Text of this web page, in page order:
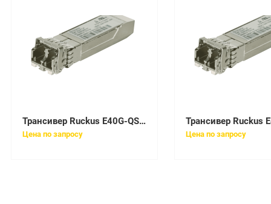
Трансивер Ruckus E40G-QSFP-QSFP-P-0101
Цена по запросу Цена по запросу